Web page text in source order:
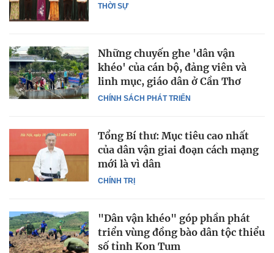
THỜI SỰ
CHÍNH SÁCH PHÁT TRIỂN
Những chuyến ghe 'dân vận
khéo' của cán bộ, đảng viên và
linh mục, giáo dân ở Cần Thơ
CHÍNH TRỊ
Tổng Bí thư: Mục tiêu cao nhất
của dân vận giai đoạn cách mạng
mới là vì dân
"Dân vận khéo" góp phần phát
triển vùng đồng bào dân tộc thiểu
số tỉnh Kon Tum